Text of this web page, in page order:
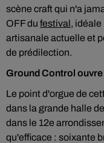
scène craft qui n'a
OFF du festival, idéale
artisanale actuelle et
de prédilection.
Ground Control
Le point d'orgue de
dans la grande halle
dans le 12e
qu'efficace : soixante